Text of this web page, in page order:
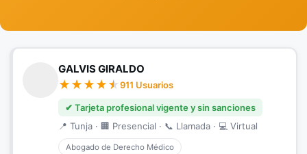
GALVIS GIRALDO
911 Usuarios
✔ Tarjeta profesional vigente y sin sanciones
📍 Tunja · 🏢 Presencial · 📞 Llamada · 💻 Virtual
Abogado de Derecho Médico